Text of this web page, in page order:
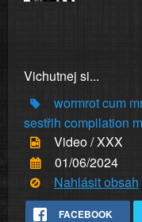
Vichutnej si...
wormrotcum
sestřih compilation
Video / XXX
01/06/2024
Nahlásit obsah
FACEBOOK